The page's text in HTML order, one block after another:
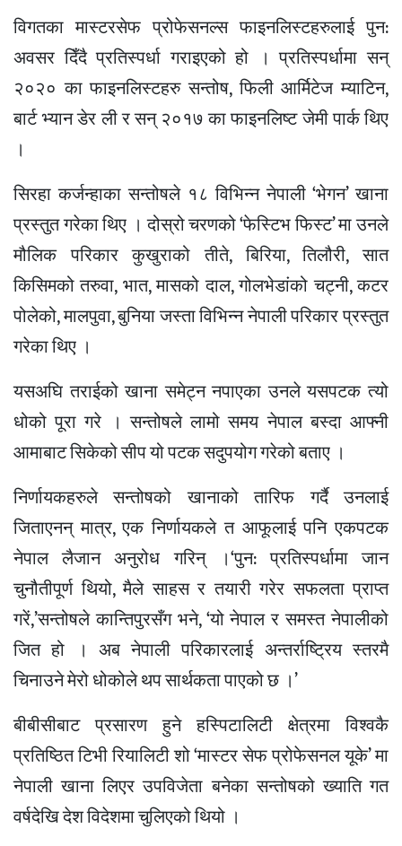
विगतका मास्टरसेफ प्रोफेसनल्स फाइनलिस्टहरुलाई पुन:
अवसर दिँदै प्रतिस्पर्धा गराइएको हो । प्रतिस्पर्धामा सन्
२०२० का फाइनलिस्टहरु सन्तोष, फिली आर्मिटेज म्याटिन,
बार्ट भ्यान डेर ली र सन् २०१७ का फाइनलिष्ट जेमी पार्क थिए
।
सिरहा कर्जन्हाका सन्तोषले १८ विभिन्न नेपाली ‘भेगन’ खाना
प्रस्तुत गरेका थिए । दोस्रो चरणको ‘फेस्टिभ फिस्ट’ मा उनले
मौलिक परिकार कुखुराको तीते, बिरिया, तिलौरी, सात
किसिमको तरुवा, भात, मासको दाल, गोलभेडांको चट्नी, कटर
पोलेको, मालपुवा, बुनिया जस्ता विभिन्न नेपाली परिकार प्रस्तुत
गरेका थिए ।
यसअघि तराईको खाना समेट्न नपाएका उनले यसपटक त्यो
धोको पूरा गरे । सन्तोषले लामो समय नेपाल बस्दा आफ्नी
आमाबाट सिकेको सीप यो पटक सदुपयोग गरेको बताए ।
निर्णायकहरुले सन्तोषको खानाको तारिफ गर्दै उनलाई
जिताएनन् मात्र, एक निर्णायकले त आफूलाई पनि एकपटक
नेपाल लैजान अनुरोध गरिन् ।‘पुन: प्रतिस्पर्धामा जान
चुनौतीपूर्ण थियो, मैले साहस र तयारी गरेर सफलता प्राप्त
गरें,’सन्तोषले कान्तिपुरसँग भने, ‘यो नेपाल र समस्त नेपालीको
जित हो । अब नेपाली परिकारलाई अन्तर्राष्ट्रिय स्तरमै
चिनाउने मेरो धोकोले थप सार्थकता पाएको छ ।’
बीबीसीबाट प्रसारण हुने हस्पिटालिटी क्षेत्रमा विश्वकै
प्रतिष्ठित टिभी रियालिटी शो ‘मास्टर सेफ प्रोफेसनल यूके’ मा
नेपाली खाना लिएर उपविजेता बनेका सन्तोषको ख्याति गत
वर्षदेखि देश विदेशमा चुलिएको थियो ।